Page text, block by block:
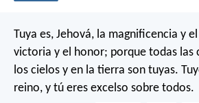
Tuya es, Jehová, la magnificencia y
victoria y el honor; porque todas las
los cielos y en la tierra son tuyas.
reino, y tú eres excelso sobre todos.